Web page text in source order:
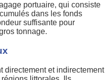
portuaire, qui consiste
dans les fonds
suffisante pour
tonnage.
directement et indirectement